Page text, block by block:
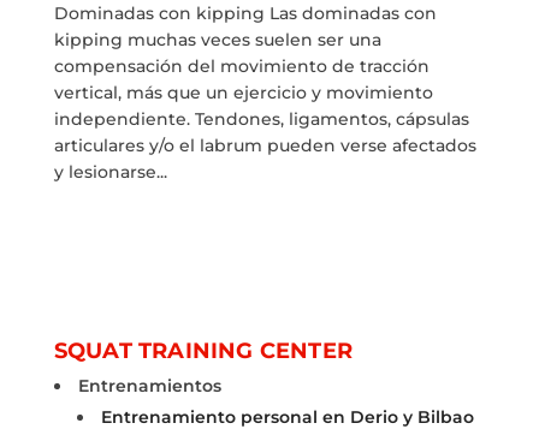
Dominadas con kipping Las dominadas con
kipping muchas veces suelen ser una
compensación del movimiento de tracción
vertical, más que un ejercicio y movimiento
independiente. Tendones, ligamentos, cápsulas
articulares y/o el labrum pueden verse afectados
y lesionarse...
SQUAT TRAINING CENTER
Entrenamientos
Entrenamiento personal en Derio y Bilbao